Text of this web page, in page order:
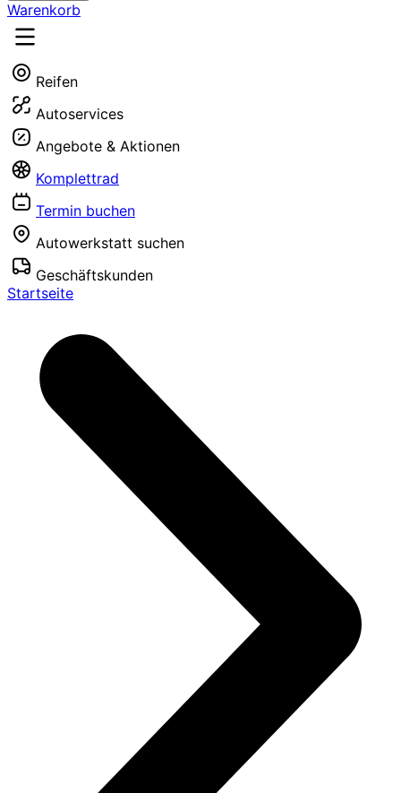
Warenkorb
Reifen
Autoservices
Angebote & Aktionen
Komplettrad
Termin buchen
Autowerkstatt suchen
Geschäftskunden
Startseite